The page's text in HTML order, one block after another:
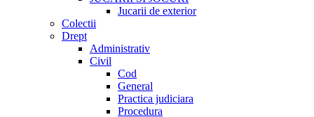
Jucarii de exterior
Colectii
Drept
Administrativ
Civil
Cod
General
Practica judiciara
Procedura